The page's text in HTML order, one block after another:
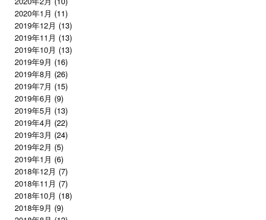
2020年1月 (11)
2019年12月 (13)
2019年11月 (13)
2019年10月 (13)
2019年9月 (16)
2019年8月 (26)
2019年7月 (15)
2019年6月 (9)
2019年5月 (13)
2019年4月 (22)
2019年3月 (24)
2019年2月 (5)
2019年1月 (6)
2018年12月 (7)
2018年11月 (7)
2018年10月 (18)
2018年9月 (9)